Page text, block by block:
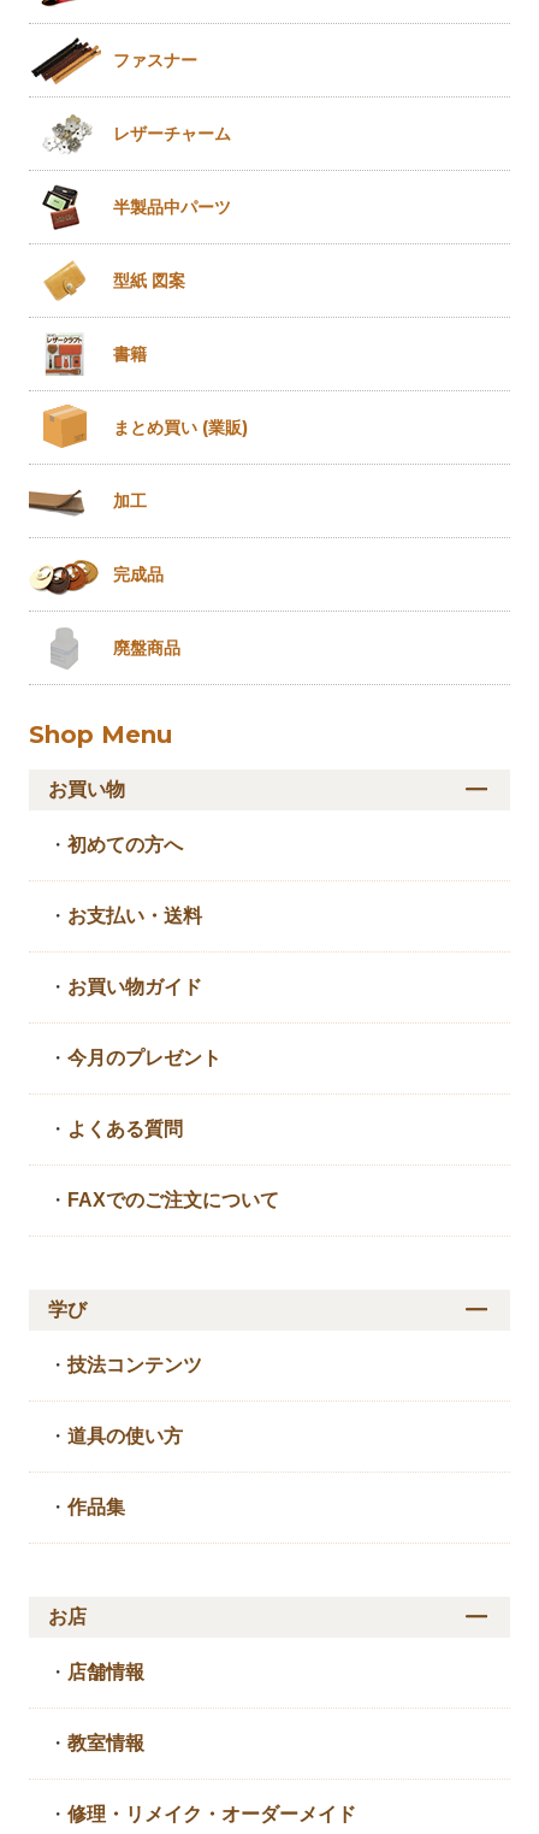
ファスナー
レザーチャーム
半製品中パーツ
型紙 図案
書籍
まとめ買い (業販)
加工
完成品
廃盤商品
Shop Menu
お買い物
・初めての方へ
・ お支払い・送料
・ お買い物ガイド
・今月のプレゼント
・ よくある質問
・ FAXでのご注文について
学び
・技法コンテンツ
・道具の使い方
・作品集
お店
・ 店舗情報
・教室情報
・修理・リメイク・ オーダーメイド